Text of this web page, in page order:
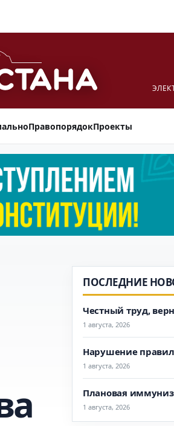
ПравопорядокПроекты
ПОСЛЕДНИЕ
Честный труд,
1 августа, 2026
Нарушение
1 августа, 2026
Плановая
1 августа, 2026